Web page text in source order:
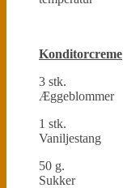
Konditorcreme
3 stk.
Æggeblommer
1 stk.
Vaniljestang
50 g.
Sukker